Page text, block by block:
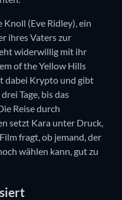
(Eve Ridley), ein
ihres Vaters zur
widerwillig mit ihr
of the Yellow Hills
dabei Krypto und gibt
Tage, bis das
Reise durch
setzt Kara unter Druck,
fragt, ob jemand, der
wählen kann, gut zu